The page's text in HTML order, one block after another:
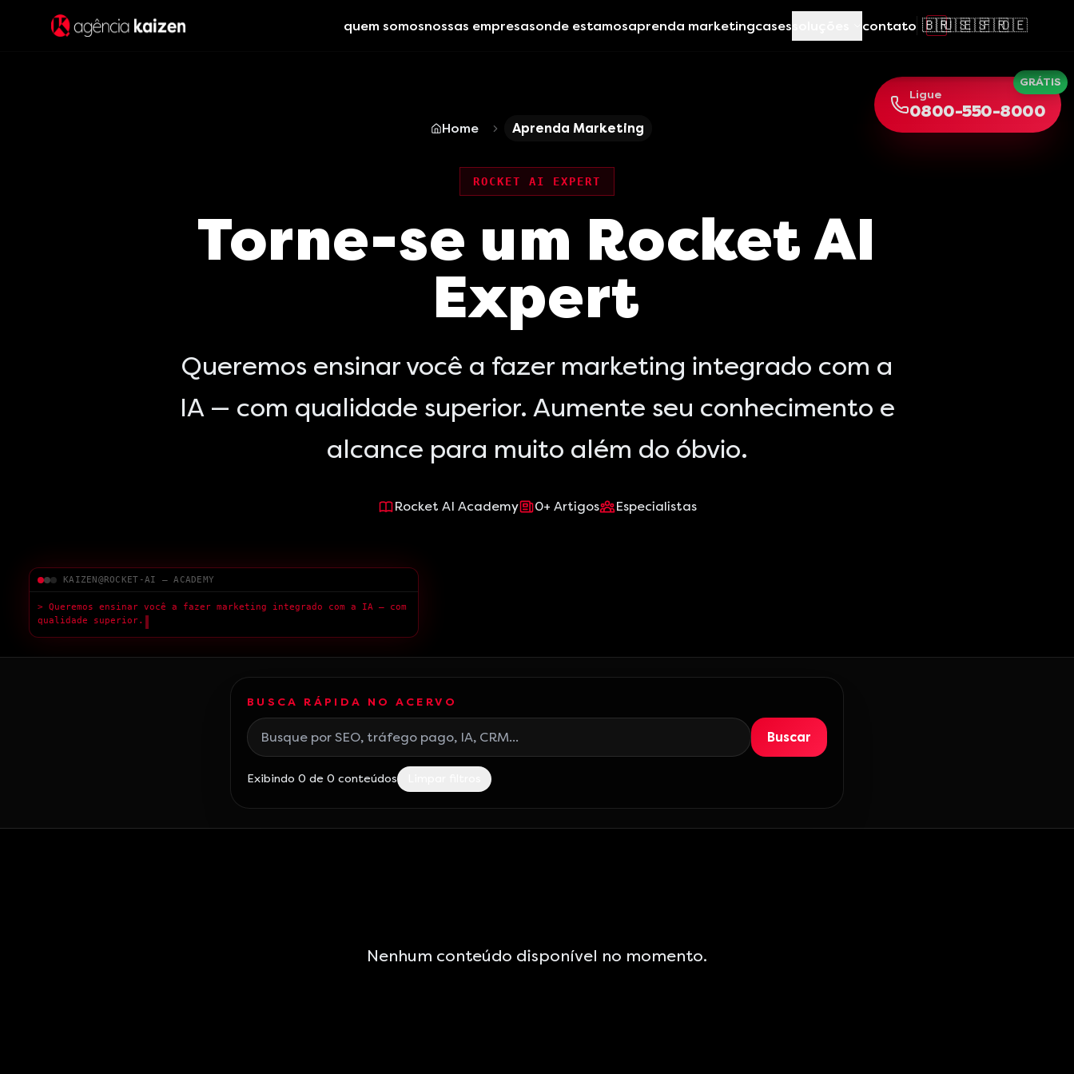
quem somosnossas empresasonde estamosaprenda marketingcases contato 🇧🇷🇺🇸🇪🇸🇫🇷🇩🇪
Home Aprenda Marketing
ROCKET AI EXPERT
Torne-se um Rocket AI
Expert
Queremos ensinar você a fazer marketing integrado com a
IA — com qualidade superior. Aumente seu conhecimento e
alcance para muito além do óbvio.
Rocket AI Academy 0+ Artigos Especialistas
KAIZEN@ROCKET-AI — ACADEMY
> Queremos ensinar você a fazer marketing integrado com a IA — com
qualidade superior.
BUSCA RÁPIDA NO ACERVO
Buscar posts do blog
Buscar
Exibindo 0 de 0 conteúdos
Nenhum conteúdo disponível no momento.
Ligue
0800-550-8000
GRÁTIS